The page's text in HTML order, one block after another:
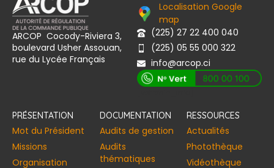
ARCOP Cocody-Riviera 3,
boulevard Usher Assouan,
rue du Lycée Français
Localisation Google
map
(225) 27 22 400 040
(225) 05 55 000 322
info@arcop.ci
PRÉSENTATION
Mot du Président
Missions
Organisation
DOCUMENTATION
Audits de gestion
Audits
thématiques
RESSOURCES
Actualités
Photothèque
Vidéothèque